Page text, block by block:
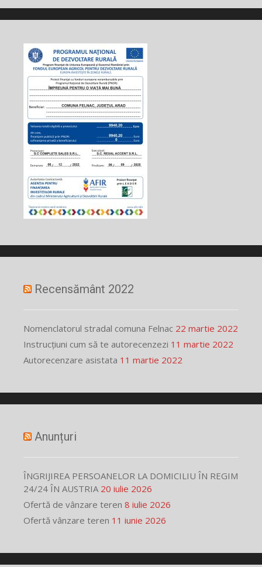
Recensământ 2022
Nomenclatorul stradal comuna Felnac 22 martie 2022
Instrucțiuni cum să te autorecenzezi 11 martie 2022
Autorecenzare asistata 11 martie 2022
Anunțuri
ÎNGRIJIREA PERSOANELOR LA DOMICILIU ÎN REGIM
24/24 ÎN AUSTRIA 20 iulie 2026
Ofertă de vânzare teren 8 iulie 2026
Ofertă vânzare teren 11 iunie 2026